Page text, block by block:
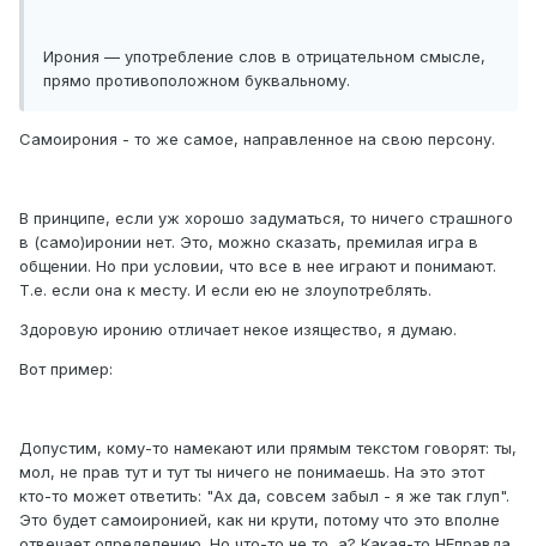
Ирония — употребление слов в отрицательном смысле,
прямо противоположном буквальному.
Самоирония - то же самое, направленное на свою персону.
В принципе, если уж хорошо задуматься, то ничего страшного
в (само)иронии нет. Это, можно сказать, премилая игра в
общении. Но при условии, что все в нее играют и понимают.
Т.е. если она к месту. И если ею не злоупотреблять.
Здоровую иронию отличает некое изящество, я думаю.
Вот пример:
Допустим, кому-то намекают или прямым текстом говорят: ты,
мол, не прав тут и тут ты ничего не понимаешь. На это этот
кто-то может ответить: "Ах да, совсем забыл - я же так глуп".
Это будет самоиронией, как ни крути, потому что это вполне